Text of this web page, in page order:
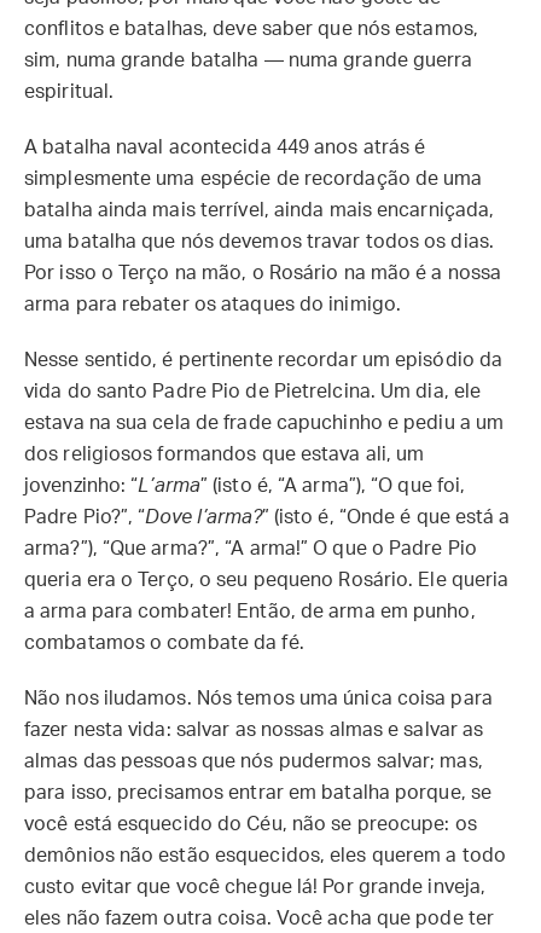
conflitos e batalhas, deve saber que nós estamos,
sim, numa grande batalha — numa grande guerra
espiritual.
A batalha naval acontecida 449 anos atrás é
simplesmente uma espécie de recordação de uma
batalha ainda mais terrível, ainda mais encarniçada,
uma batalha que nós devemos travar todos os dias.
Por isso o Terço na mão, o Rosário na mão é a nossa
arma para rebater os ataques do inimigo.
Nesse sentido, é pertinente recordar um episódio da
vida do santo Padre Pio de Pietrelcina. Um dia, ele
estava na sua cela de frade capuchinho e pediu a um
dos religiosos formandos que estava ali, um
jovenzinho: “L’arma” (isto é, “A arma”), “O que foi,
Padre Pio?”, “Dove l’arma?” (isto é, “Onde é que está a
arma?”), “Que arma?”, “A arma!” O que o Padre Pio
queria era o Terço, o seu pequeno Rosário. Ele queria
a arma para combater! Então, de arma em punho,
combatamos o combate da fé.
Não nos iludamos. Nós temos uma única coisa para
fazer nesta vida: salvar as nossas almas e salvar as
almas das pessoas que nós pudermos salvar; mas,
para isso, precisamos entrar em batalha porque, se
você está esquecido do Céu, não se preocupe: os
demônios não estão esquecidos, eles querem a todo
custo evitar que você chegue lá! Por grande inveja,
eles não fazem outra coisa. Você acha que pode ter